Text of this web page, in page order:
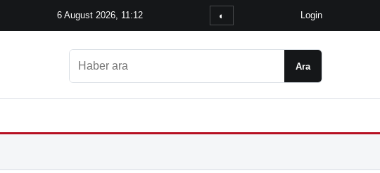
6 August 2026, 11:12 ◐ Login
Ara